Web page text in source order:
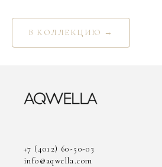
В КОЛЛЕКЦИЮ →
+7 (4012) 60-50-03
info@aqwella.com